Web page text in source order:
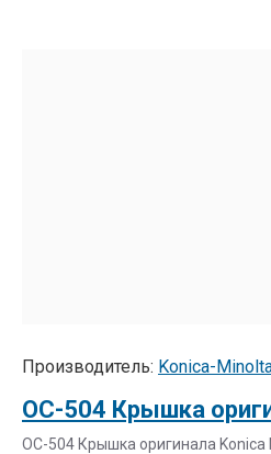
Производитель: Konica-
OC-504 Крышка оригинала Konica